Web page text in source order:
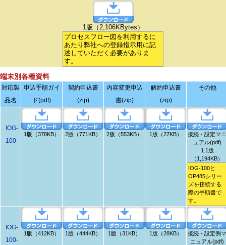
1版（2,106KBytes）
プロセスフロー図を利用するに
あたり弊社への登録指示用に記
述していただく必要がありま
す。
端末別各種資料
対応製
品名
申込手順ガイ
ド(pdf)
契約申込書
(zip)
内容変更申込
書(zip)
解約申込書
(zip)
その他
IOG-
100
1版（378KB） 2版（771KB） 2版（553KB） 1版（27KB）
接続・設定マニ
ュアル(pdf)
1.1版
（1,194KB）
IOG-100と
OP485シリー
ズを接続する
際の手順書で
す。
IOG-
100-
1版（412KB） 1版（444KB） 1版（31KB） 1版（28KB）
接続・設定例マ
ニュアル(pdf)